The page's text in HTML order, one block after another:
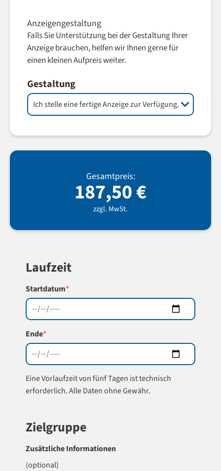
Anzeigengestaltung
Falls Sie Unterstützung bei der Gestaltung Ihrer
Anzeige brauchen, helfen wir Ihnen gerne für
einen kleinen Aufpreis weiter.
Gestaltung
Gesamtpreis:
187,50€
zzgl. MwSt.
Laufzeit
Startdatum*(required)
Ende*(required)
Eine Vorlaufzeit von fünf Tagen ist technisch
erforderlich. Alle Daten ohne Gewähr.
Zielgruppe
Zusätzliche Informationen
(optional)